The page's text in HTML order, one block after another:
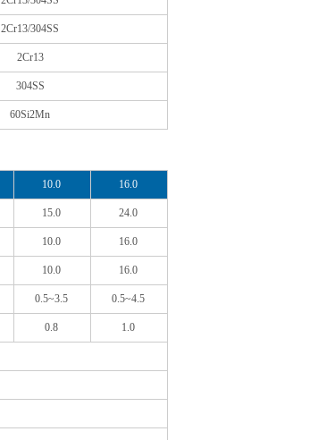
2Cr13/304SS
2Cr13
304SS
60Si2Mn
10.0 16.0
15.0 24.0
10.0 16.0
10.0 16.0
0.5~3.5 0.5~4.5
0.8 1.0